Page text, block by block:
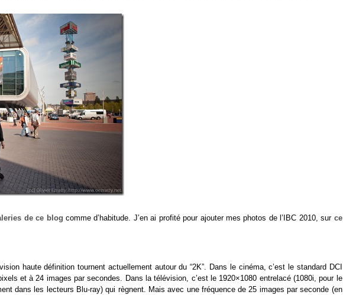
de ce blog comme d’habitude. J’en ai profité pour ajouter mes photos de l’IBC 2010, sur ce
haute définition tournent actuellement autour du “2K”. Dans le cinéma, c’est le standard DCI
et à 24 images par secondes. Dans la télévision, c’est le 1920×1080 entrelacé (1080i, pour le
dans les lecteurs Blu-ray) qui règnent. Mais avec une fréquence de 25 images par seconde (en